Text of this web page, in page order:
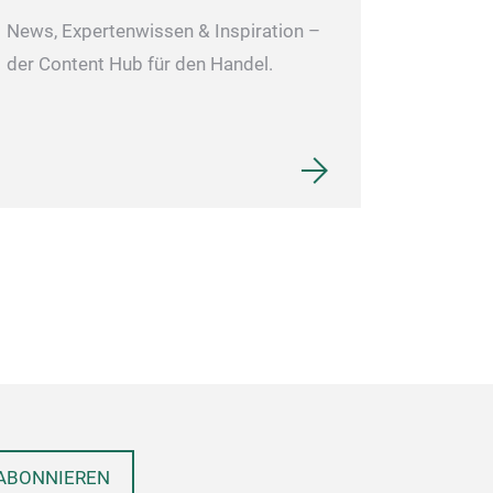
News, Expertenwissen & Inspiration –
der Content Hub für den Handel.